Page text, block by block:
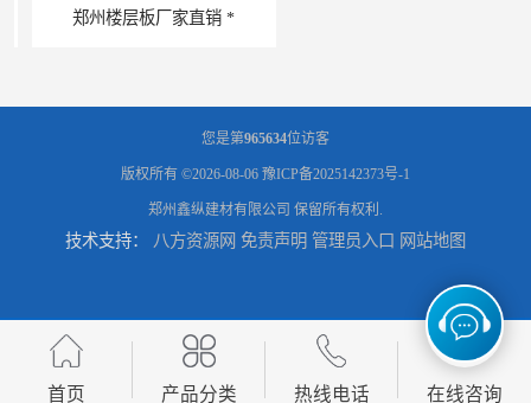
郑州楼层板厂家直销 *
河南郑州生产加工彩钢围挡 郑州鑫纵 质量好 围挡加工 三门峡生产加工彩钢围挡 郑州鑫纵 质量好 围挡加工
您是第965634位访客
版权所有 ©2026-08-06 豫ICP备2025142373号-1
郑州鑫纵建材有限公司 保留所有权利.
技术支持： 八方资源网 免责声明 管理员入口 网站地图
首页 产品分类 热线电话 在线咨询